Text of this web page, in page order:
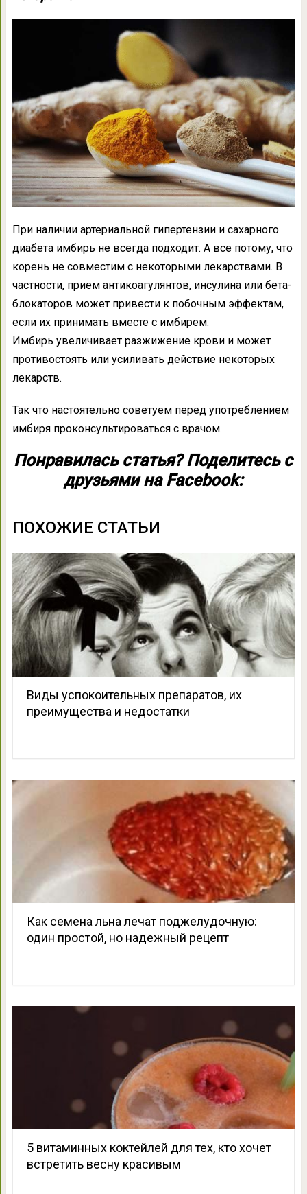
При наличии артериальной гипертензии и сахарного
диабета имбирь не всегда подходит. А все потому, что
корень не совместим с некоторыми лекарствами. В
частности, прием антикоагулянтов, инсулина или бета-
блокаторов может привести к побочным эффектам,
если их принимать вместе с имбирем.
Имбирь увеличивает разжижение крови и может
противостоять или усиливать действие некоторых
лекарств.
Так что настоятельно советуем перед употреблением
имбиря проконсультироваться с врачом.
Понравилась статья? Поделитесь с
друзьями на Facebook:
ПОХОЖИЕ СТАТЬИ
Виды успокоительных препаратов, их
преимущества и недостатки
Как семена льна лечат поджелудочную:
один простой, но надежный рецепт
5 витаминных коктейлей для тех, кто хочет
встретить весну красивым